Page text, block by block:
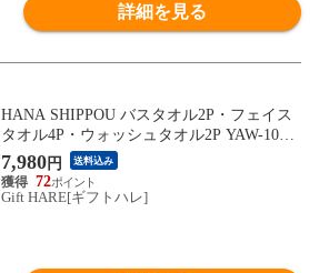
詳細を見る
HANA SHIPPOU バスタオル2P・フェイス
タオル4P・ウォッシュタオル2P YAW-1000
7 送料無料 【_
7,980円 送料込み
72
Gift HARE[ギフトハレ]